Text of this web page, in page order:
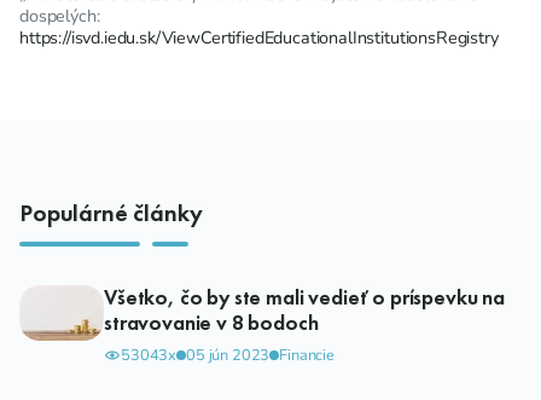
dospelých:
https://isvd.iedu.sk/ViewCertifiedEducationalInstitutionsRegistry
Populárné články
Všetko, čo by ste mali vedieť o príspevku na
stravovanie v 8 bodoch
53043x 05 jún 2023 Financie